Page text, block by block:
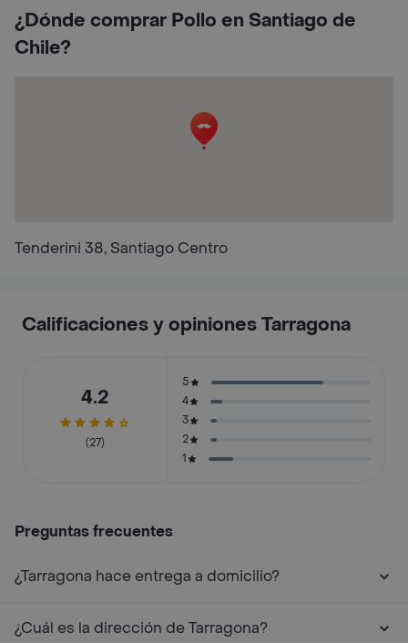
¿Dónde comprar Pollo en Santiago de
Chile?
Tenderini 38, Santiago Centro
Calificaciones y opiniones Tarragona
4.2
(27)
5
4
3
2
1
Preguntas frecuentes
¿Tarragona hace entrega a domicilio?
¿Cuál es la dirección de Tarragona?